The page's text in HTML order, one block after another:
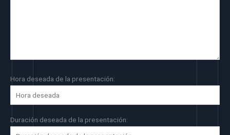
Hora deseada de la presentación:
Duración deseada de la presentación: